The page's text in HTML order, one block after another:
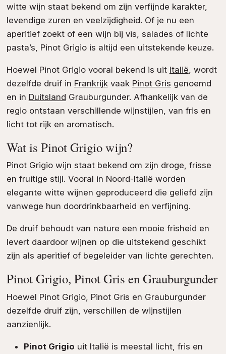
witte wijn staat bekend om zijn verfijnde karakter,
levendige zuren en veelzijdigheid. Of je nu een
aperitief zoekt of een wijn bij vis, salades of lichte
pasta’s, Pinot Grigio is altijd een uitstekende keuze.
Hoewel Pinot Grigio vooral bekend is uit Italië , wordt
dezelfde druif in Frankrijkvaak Pinot Gris genoemd
en in Duitsland Grauburgunder. Afhankelijk van de
regio ontstaan verschillende wijnstijlen, van fris en
licht tot rijk en aromatisch.
Wat is Pinot Grigio wijn?
Pinot Grigio wijn staat bekend om zijn droge, frisse
en fruitige stijl. Vooral in Noord-Italië worden
elegante witte wijnen geproduceerd die geliefd zijn
vanwege hun doordrinkbaarheid en verfijning.
De druif behoudt van nature een mooie frisheid en
levert daardoor wijnen op die uitstekend geschikt
zijn als aperitief of begeleider van lichte gerechten.
Pinot Grigio, Pinot Gris en Grauburgunder
Hoewel Pinot Grigio, Pinot Gris en Grauburgunder
dezelfde druif zijn, verschillen de wijnstijlen
aanzienlijk.
Pinot Grigio uit Italië is meestal licht, fris en